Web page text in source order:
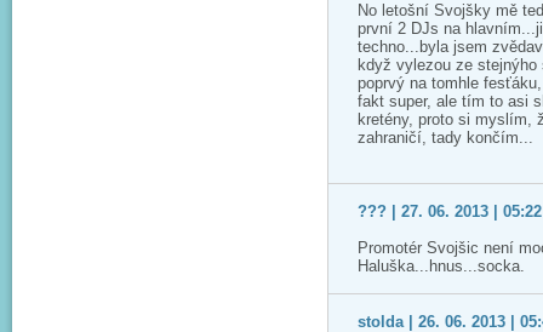
No letošní Svojšky mě
první 2 DJs na
techno...byla jsem
když vylezou ze
poprvý na tomhle
fakt super, ale tím to asi
kretény, proto si myslím,
zahraničí, tady končím...
??? | 27. 06. 2013 |
Promotér Svojšic není
Haluška...hnus...socka.
stolda | 26. 06. 2013 |